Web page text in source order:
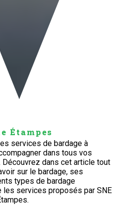
Étampes
services de bardage à
dans tous vos
dans cet article tout
sur le bardage, ses
types de bardage
les services proposés par SNE